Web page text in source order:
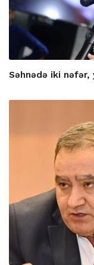
Səhnədə iki nəfər,